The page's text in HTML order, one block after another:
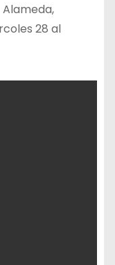
28 al